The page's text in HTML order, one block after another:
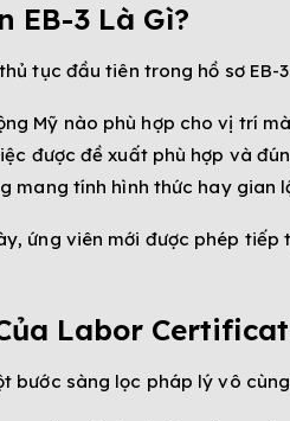
EB-3 Là Gì?
tục đầu tiên trong hồ sơ
Mỹ nào phù hợp cho vị trí
được đề xuất phù hợp và
mang tính hình thức hay gian
ứng viên mới được phép tiếp
Labor
bước sàng lọc pháp lý vô